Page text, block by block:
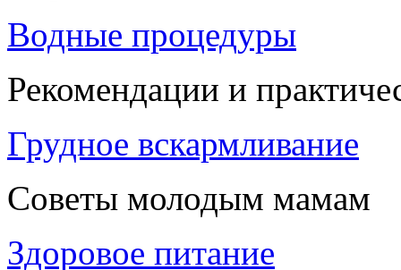
Водные процедуры
Рекомендации и
Грудное вскармливание
Советы молодым мамам
Здоровое питание